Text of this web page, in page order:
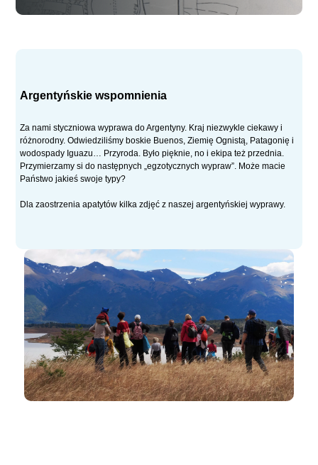
Argentyńskie wspomnienia
Za nami styczniowa wyprawa do Argentyny. Kraj niezwykle ciekawy i
różnorodny. Odwiedziliśmy boskie Buenos, Ziemię Ognistą, Patagonię i
wodospady Iguazu… Przyroda. Było pięknie, no i ekipa też przednia.
Przymierzamy si do następnych „egzotycznych wypraw”. Może macie
Państwo jakieś swoje typy?
Dla zaostrzenia apatytów kilka zdjęć z naszej argentyńskiej wyprawy.